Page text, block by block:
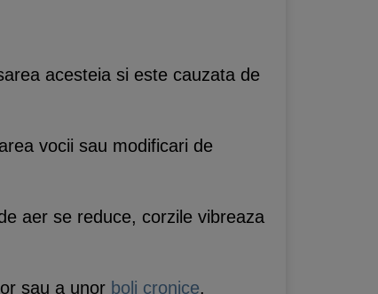
acesteia si este cauzata de
vocii sau modificari de
aer se reduce, corzile vibreaza
sau a unor boli cronice.